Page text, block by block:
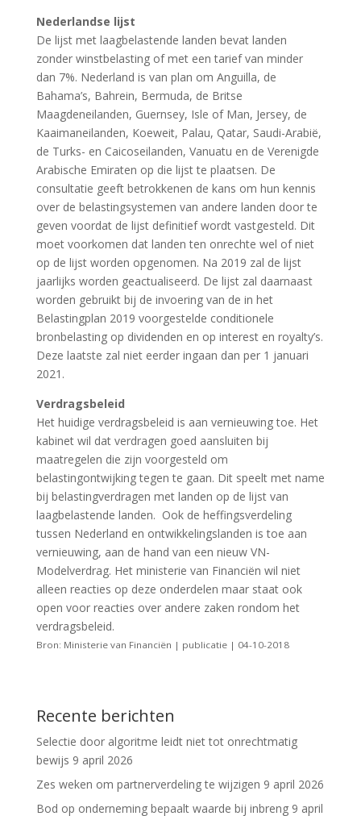
Nederlandse lijst
De lijst met laagbelastende landen bevat landen
zonder winstbelasting of met een tarief van minder
dan 7%. Nederland is van plan om Anguilla, de
Bahama’s, Bahrein, Bermuda, de Britse
Maagdeneilanden, Guernsey, Isle of Man, Jersey, de
Kaaimaneilanden, Koeweit, Palau, Qatar, Saudi-Arabië,
de Turks- en Caicoseilanden, Vanuatu en de Verenigde
Arabische Emiraten op die lijst te plaatsen. De
consultatie geeft betrokkenen de kans om hun kennis
over de belastingsystemen van andere landen door te
geven voordat de lijst definitief wordt vastgesteld. Dit
moet voorkomen dat landen ten onrechte wel of niet
op de lijst worden opgenomen. Na 2019 zal de lijst
jaarlijks worden geactualiseerd. De lijst zal daarnaast
worden gebruikt bij de invoering van de in het
Belastingplan 2019 voorgestelde conditionele
bronbelasting op dividenden en op interest en royalty’s.
Deze laatste zal niet eerder ingaan dan per 1 januari
2021.
Verdragsbeleid
Het huidige verdragsbeleid is aan vernieuwing toe. Het
kabinet wil dat verdragen goed aansluiten bij
maatregelen die zijn voorgesteld om
belastingontwijking tegen te gaan. Dit speelt met name
bij belastingverdragen met landen op de lijst van
laagbelastende landen. Ook de heffingsverdeling
tussen Nederland en ontwikkelingslanden is toe aan
vernieuwing, aan de hand van een nieuw VN-
Modelverdrag. Het ministerie van Financiën wil niet
alleen reacties op deze onderdelen maar staat ook
open voor reacties over andere zaken rondom het
verdragsbeleid.
Bron: Ministerie van Financiën | publicatie | 04-10-2018
Recente berichten
Selectie door algoritme leidt niet tot onrechtmatig
bewijs 9 april 2026
Zes weken om partnerverdeling te wijzigen 9 april 2026
Bod op onderneming bepaalt waarde bij inbreng 9 april